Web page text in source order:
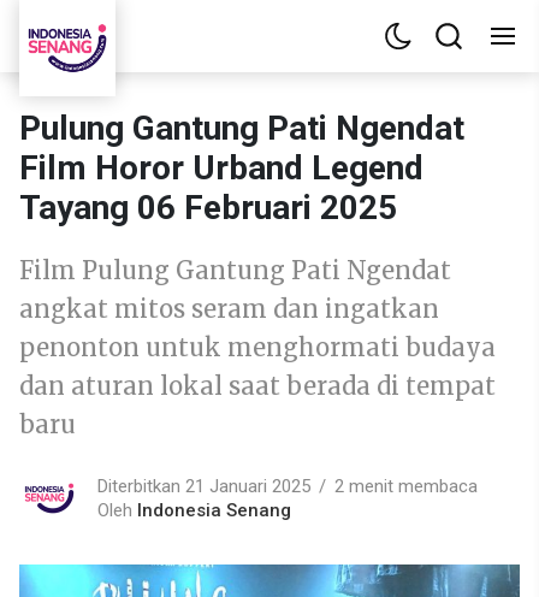
Pulung Gantung Pati Ngendat
Film Horor Urband Legend
Tayang 06 Februari 2025
Film Pulung Gantung Pati Ngendat
angkat mitos seram dan ingatkan
penonton untuk menghormati budaya
dan aturan lokal saat berada di tempat
baru
Diterbitkan 21 Januari 2025
2 menit membaca
Oleh Indonesia Senang